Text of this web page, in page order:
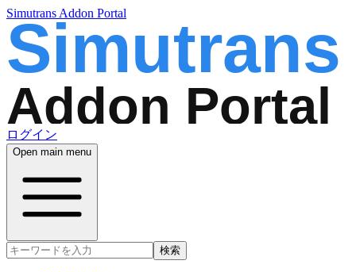
Simutrans Addon Portal
ログイン
Open main menu
検索